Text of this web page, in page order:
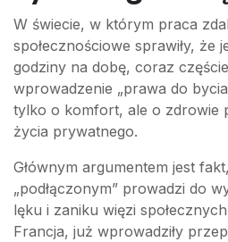
W świecie, w którym praca
społecznościowe sprawiły, że
godziny na dobę, coraz
wprowadzenie „prawa do
tylko o komfort, ale o zdrowie
życia prywatnego.
Głównym argumentem jest
„podłączonym” prowadzi do
lęku i zaniku więzi
Francja, już wprowadziły